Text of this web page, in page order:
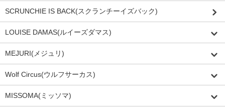
SCRUNCHIE IS BACK(スクランチーイズバック)
LOUISE DAMAS(ルイーズダマス)
MEJURI(メジュリ)
Wolf Circus(ウルフサーカス)
MISSOMA(ミッソマ)